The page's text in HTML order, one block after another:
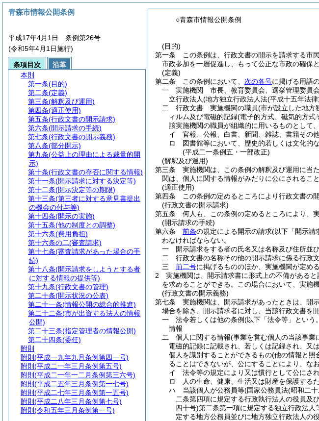
○青森市情報公開条例
(目的)
第一条
この条例は、行政文書の開示を請求する市
市政参加を一層促進し、もって公正な市政の確保
(定義)
第二条
この条例において、 次の各号に掲げる用語
一
実施機関 市長、教育委員会、選挙管理委員
立行政法人(地方独立行政法人法(平成十五年法
二
行政文書 実施機関の職員(市が設立した地方
ィルム及び電磁的記録(電子的方式、磁気的方式
該実施機関の職員が組織的に用いるものとして
イ
官報、公報、白書、新聞、雑誌、書籍その
ロ
図書館等において、歴史的若しくは文化的
(平成二一条例五・一部改正)
(解釈及び運用)
第三条
実施機関は、この条例の解釈及び運用に当
関は、個人に関する情報がみだりに公にされるこ
(適正使用)
第四条
この条例の定めるところにより行政文書の
(行政文書の開示請求)
第五条
何人も、この条例の定めるところにより、
(開示請求の手続)
第六条
前条の規定による開示の請求(以下「開示請
わなければならない。
一
開示請求をする者の氏名又は名称及び住所並
二
行政文書の名称その他の開示請求に係る行政
三
前二号に掲げるもののほか、実施機関が定め
2
実施機関は、開示請求書に形式上の不備がある
を求めることができる。
この場合において、実施
(行政文書の開示義務)
第七条
実施機関は、開示請求があったときは、開
場合を除き、開示請求者に対し、当該行政文書を
一
法令若しくは他の条例(以下「法令等」という
情報
二
個人に関する情報(事業を営む個人の当該事業
電磁的記録に記載され、若しくは記録され、又
個人を識別することができるもの(他の情報と照
ることはできないが、公にすることにより、な
イ
法令等の規定により又は慣行として公にさ
ロ
人の生命、健康、生活又は財産を保護する
ハ
当該個人が公務員等(国家公務員法(昭和二
二条第四項に規定する行政執行法人の役員及
四十号)第二条第一項に規定する独立行政法人
定する地方公務員並びに地方独立行政法人の
青森市情報公開条例
平成17年4月1日 条例第26号
(令和5年4月1日施行)
条項目次
沿革
本則
第一条(目的)
第二条(定義)
第三条(解釈及び運用)
第四条(適正使用)
第五条(行政文書の開示請求)
第六条(開示請求の手続)
第七条(行政文書の開示義務)
第八条(部分開示)
第九条(公益上の理由による裁量的開
示)
第十条(行政文書の存否に関する情報)
第十一条(開示請求に対する決定等)
第十二条(開示決定等の期限)
第十三条(第三者に対する意見書提出
の機会の付与等)
第十四条(開示の実施)
第十五条(他の制度との調整)
第十六条(費用負担)
第十六条の二(審査請求)
第十七条(審査請求があった場合の手
続)
第十八条(開示請求をしようとする者
に対する情報の提供等)
第十九条(行政文書の管理)
第二十条(開示状況の公表)
第二十一条(情報公開の総合的推進)
第二十二条(市が出資する法人の情報
公開)
第二十三条(指定管理者の情報公開)
第二十四条(委任)
附則
附則 (平成一九年九月条例第四一号)
附則 (平成二一年三月条例第五号)
附則 (平成二一年一二月条例第三六号)
附則 (平成二五年三月条例第一七号)
附則 (平成二七年三月条例第一五号)
附則 (平成二八年三月条例第七号)
附則 (令和五年三月条例第一号)